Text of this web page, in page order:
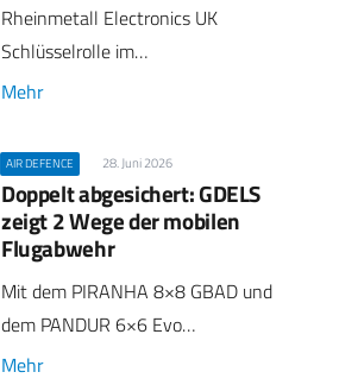
Rheinmetall Electronics UK
Schlüsselrolle im…
Mehr
AIR DEFENCE 28. Juni 2026
Doppelt abgesichert: GDELS
zeigt 2 Wege der mobilen
Flugabwehr
Mit dem PIRANHA 8×8 GBAD und
dem PANDUR 6×6 Evo…
Mehr